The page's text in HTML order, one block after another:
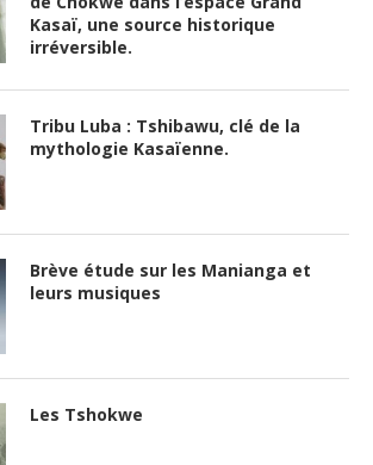
Kasaï, une source historique
irréversible.
Tribu Luba : Tshibawu, clé de la
mythologie Kasaïenne.
Brève étude sur les Manianga et
leurs musiques
Les Tshokwe